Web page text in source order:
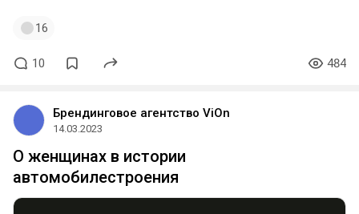
16
10 484
Брендинговое агентство ViOn
14.03.2023
О женщинах в истории
автомобилестроения